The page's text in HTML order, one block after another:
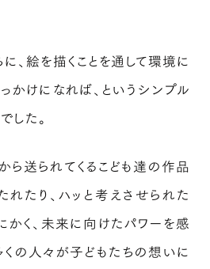
に、絵を描くことを通して環境に
かけになれば、というシンプル
した。
ら送られてくるこども達の作品
たり、ハッと考えさせられた
にかく、未来に向けたパワーを感
くの人々が子どもたちの想いに